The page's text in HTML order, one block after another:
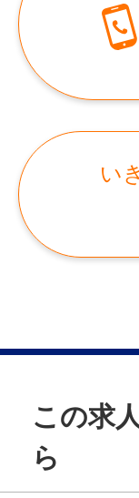
く、入社
採用を行っ
【この仕
自分が関
われてい
7:00 引き
12:00 昼
https://
北海道
い
この求
ら